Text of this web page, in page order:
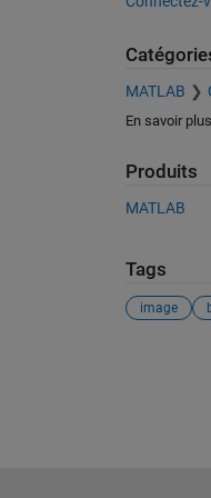
MATLAB
En savoir
Produits
MATLAB
Tags
image